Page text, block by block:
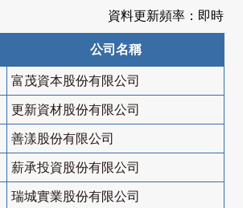
資料更新頻率：即時
公司名稱
富茂資本股份有限公司
更新資材股份有限公司
善漾股份有限公司
薪承投資股份有限公司
瑞城實業股份有限公司